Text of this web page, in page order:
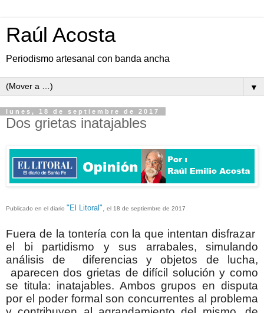
Raúl Acosta
Periodismo artesanal con banda ancha
▼
lunes, 18 de septiembre de 2017
Dos grietas inatajables
Publicado en el diario "El Litoral", el 18 de septiembre de 2017
Fuera de la tontería con la que intentan disfrazar
el bi partidismo y sus arrabales, simulando
análisis de diferencias y objetos de lucha,
aparecen dos grietas de difícil solución y como
se titula: inatajables. Ambos grupos en disputa
por el poder formal son concurrentes al problema